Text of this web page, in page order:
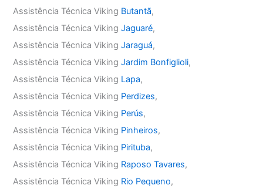
Assistência Técnica Viking Butantã,
Assistência Técnica VikingJaguaré,
Assistência Técnica VikingJaraguá,
Assistência Técnica VikingJardim Bonfiglioli,
Assistência Técnica Viking Lapa,
Assistência Técnica Viking Perdizes,
Assistência Técnica Viking Perús,
Assistência Técnica Viking Pinheiros,
Assistência Técnica Viking Pirituba,
Assistência Técnica Viking Raposo Tavares,
Assistência Técnica Viking Rio Pequeno,